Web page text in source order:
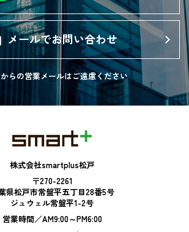
メールでお問い合わせ
らの営業メールはご遠慮ください
株式会社smartplus松戸
〒270-2261
県松戸市常盤平五丁目28番5号
ジュウェル常盤平1-2号
営業時間／AM9:00～PM6:00